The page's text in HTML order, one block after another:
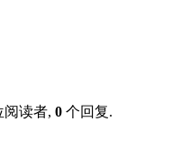
阅读者, 0 个回复.